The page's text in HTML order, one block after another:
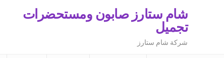
شام ستارز صابون ومستحضرات
تجميل
شركة شام ستارز